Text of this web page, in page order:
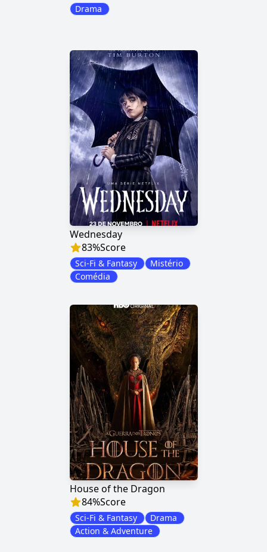
Drama
Wednesday
83%Score
Sci-Fi & Fantasy
Mistério
Comédia
House of the Dragon
84%Score
Sci-Fi & Fantasy
Drama
Action & Adventure